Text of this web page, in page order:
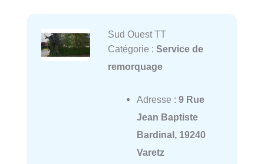
Sud Ouest TT
Catégorie : Service de
remorquage
Adresse : 9 Rue
Jean Baptiste
Bardinal, 19240
Varetz